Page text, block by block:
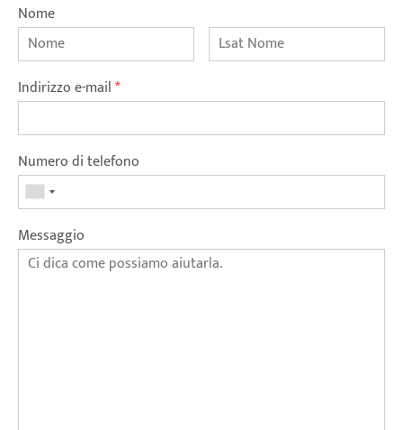
Nome
Indirizzo e-mail*
Numero di telefono
Messaggio